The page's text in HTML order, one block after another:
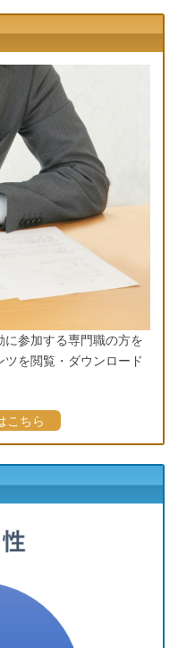
参加する専門職の方を
を閲覧・ダウンロード
こちら